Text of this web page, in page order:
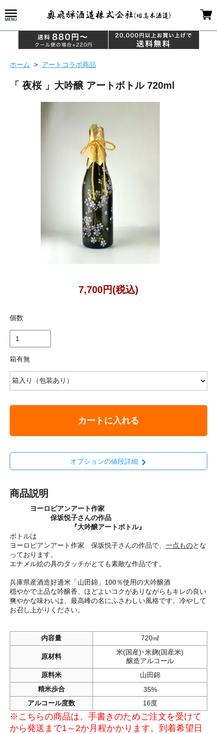
ホーム > アートコラボ商品
「 夜桜 」大吟醸 アートボトル 720ml
7,700円(税込)
個数
箱有無
カートに入れる
オプションの値段詳細
商品説明
ヨーロピアンアート作家
保坂悦子さんの作品
『大吟醸アートボトル』
ボトルは
ヨーロピアンアート作家 保坂悦子さんの作品で、 一点ものとな
っております。
エナメル絵の具のタッチがとても素敵な作品です。
兵庫県産酒造好適米「山田錦」100％使用の大吟醸酒
穏やかで上品な吟醸香、ほどよいコクがありながらもキレの良い
爽やかな味わいは、最高峰の名にふさわしい風格です。冷やして
お召し上がりください。
内容量 720㎖
原材料
米(国産)･米麹(国産米)
醸造アルコール
原料米
山田錦
精米歩合
35%
アルコール度数
16度
※こちらの商品は、手書きのためご注文を受けて
から発送まで1～2か月程かかります。到着希望日